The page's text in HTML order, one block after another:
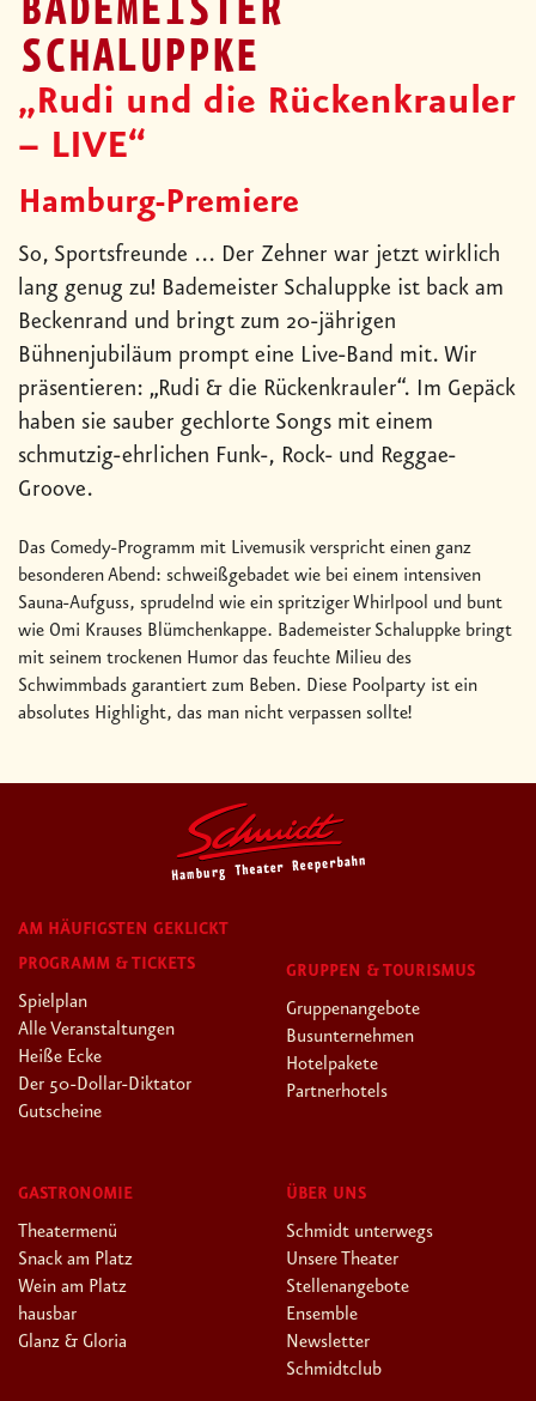
BADEMEISTER
SCHALUPPKE
„Rudi und die Rückenkrauler
– LIVE“
Hamburg-Premiere
So, Sportsfreunde ... Der Zehner war jetzt wirklich
lang genug zu! Bademeister Schaluppke ist back am
Beckenrand und bringt zum 20-jährigen
Bühnenjubiläum prompt eine Live-Band mit. Wir
präsentieren: „Rudi & die Rückenkrauler“. Im Gepäck
haben sie sauber gechlorte Songs mit einem
schmutzig-ehrlichen Funk-, Rock- und Reggae-
Groove.
Das Comedy-Programm mit Livemusik verspricht einen ganz
besonderen Abend: schweißgebadet wie bei einem intensiven
Sauna-Aufguss, sprudelnd wie ein spritziger Whirlpool und bunt
wie Omi Krauses Blümchenkappe. Bademeister Schaluppke bringt
mit seinem trockenen Humor das feuchte Milieu des
Schwimmbads garantiert zum Beben. Diese Poolparty ist ein
absolutes Highlight, das man nicht verpassen sollte!
AM HÄUFIGSTEN GEKLICKT
PROGRAMM & TICKETS
Spielplan
Alle Veranstaltungen
Heiße Ecke
Der 50-Dollar-Diktator
Gutscheine
GRUPPEN & TOURISMUS
Gruppenangebote
Busunternehmen
Hotelpakete
Partnerhotels
GASTRONOMIE
Theatermenü
Snack am Platz
Wein am Platz
hausbar
Glanz & Gloria
ÜBER UNS
Schmidt unterwegs
Unsere Theater
Stellenangebote
Ensemble
Newsletter
Schmidtclub